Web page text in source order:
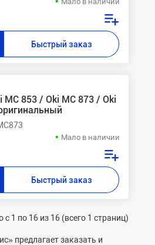
Быстрый заказ
MC 853 / Oki MC 873 / Oki
Мало в наличии
Быстрый заказ
с 1 по 16 из 16 (всего 1 страниц)
предлагает заказать и